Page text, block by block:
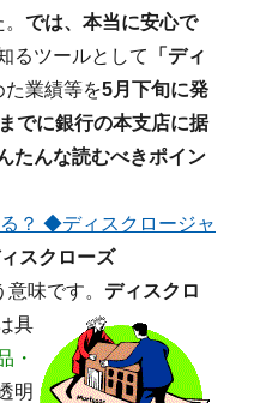
では、本当に安心で
るツールとして
「ディ
た業績等を5月下旬に発
でに銀行の本支店に据
たんな読むべきポイン
？ ◆ディスクロージャ
スクローズ
意味です。 ディスクロ
具
・
明